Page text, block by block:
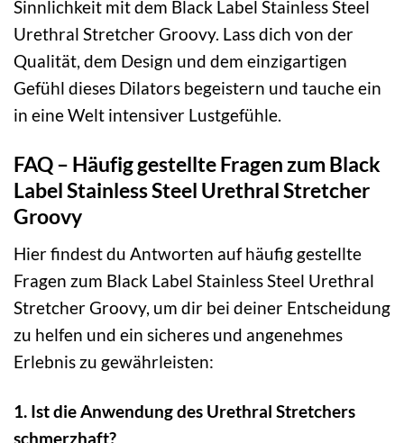
Sinnlichkeit mit dem Black Label Stainless Steel
Urethral Stretcher Groovy. Lass dich von der
Qualität, dem Design und dem einzigartigen
Gefühl dieses Dilators begeistern und tauche ein
in eine Welt intensiver Lustgefühle.
FAQ – Häufig gestellte Fragen zum Black
Label Stainless Steel Urethral Stretcher
Groovy
Hier findest du Antworten auf häufig gestellte
Fragen zum Black Label Stainless Steel Urethral
Stretcher Groovy, um dir bei deiner Entscheidung
zu helfen und ein sicheres und angenehmes
Erlebnis zu gewährleisten:
1. Ist die Anwendung des Urethral Stretchers
schmerzhaft?